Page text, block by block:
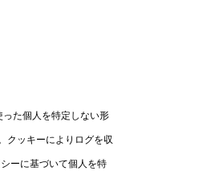
た個人を特定しない形
クッキーによりログを収
ーに基づいて個人を特